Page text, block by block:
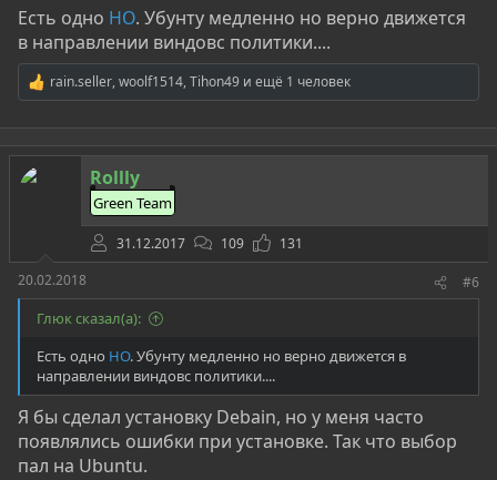
Есть одно НО. Убунту медленно но верно движется
в направлении виндовс политики....
Р
е
а
к
ц
и
rain.seller,woolf1514,Tihon49 и ещё 1 человек
Rollly
Green Team
31.12.2017 109
131
20.02.2018
#6
Глюк сказал(а):
Есть одно НО. Убунту медленно но верно движется в
направлении виндовс политики....
Я бы сделал установку Debain, но у меня часто
появлялись ошибки при установке. Так что выбор
пал на Ubuntu.